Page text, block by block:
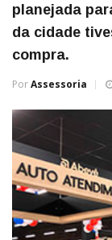
planejada
da cidade
compra.
PorAssessoria